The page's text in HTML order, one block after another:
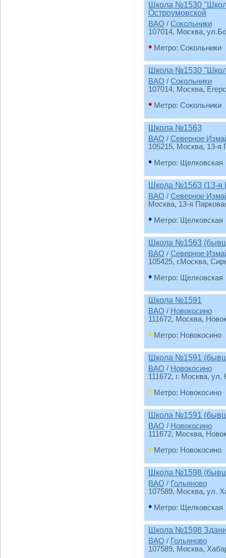
Школа №1530
Остроумовской
ВАО / Сокольники
107014, Москва,
• Метро: Сокольники
Школа №1530
ВАО / Сокольники
107014, Москва,
• Метро: Сокольники
Школа №1563
ВАО / Северное
105215, Москва, 13-я
• Метро: Щелковская
Школа №1563 (13-я
ВАО / Северное
Москва, 13-я
• Метро: Щелковская
Школа №1563
ВАО / Северное
105425, г.Москва,
• Метро: Щелковская
Школа №1591
ВАО / Новокосино
111672, Москва,
• Метро: Новокосино
Школа №1591
ВАО / Новокосино
111672, г. Москва,
• Метро: Новокосино
Школа №1591
ВАО / Новокосино
111672, Москва,
• Метро: Новокосино
Школа №1598
ВАО / Гольяново
107589, Москва, ул.
• Метро: Щелковская
Школа №1598
ВАО / Гольяново
107589, Москва,